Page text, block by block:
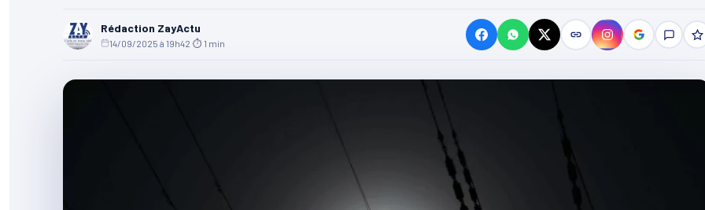
Rédaction ZayActu
14/09/2025 à 19h42 ⏱ 1 min